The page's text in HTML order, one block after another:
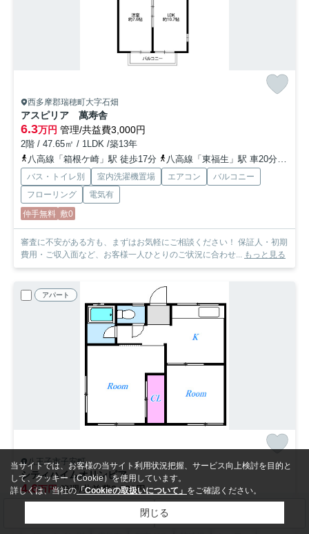
西多摩郡瑞穂町大字石畑
アスピリア 萬寿舎
6.3万円 管理/共益費3,000円
2階 / 47.65㎡ / 1LDK /築13年
八高線「箱根ケ崎」駅 徒歩17分
八高線「東福生」駅 車20分
バス・トイレ別 室内洗濯機置場 エアコン
バルコニー
フローリング
電気有
仲手無料 敷0
審査に不安がある方も、まずはお気軽にご相談ください！ 保証人・初期
費用・ご収入面など、お客様一人ひとりのご状況に合わせ... もっと見る
アパート
八王子市子安町
シティハイムオリンピア
4.6万円管理/共益費2,000円
1階 / 32.00㎡ / 2K /築39年
京王高尾線「京王片倉」駅 徒歩9分
当サイトでは、お客様の当サイト利用状況把握、サービス向上検討を目的と
して、クッキー（Cookie）を使用しています。
詳しくは、当社の「Cookieの取扱いについて」 をご確認ください。
閉じる